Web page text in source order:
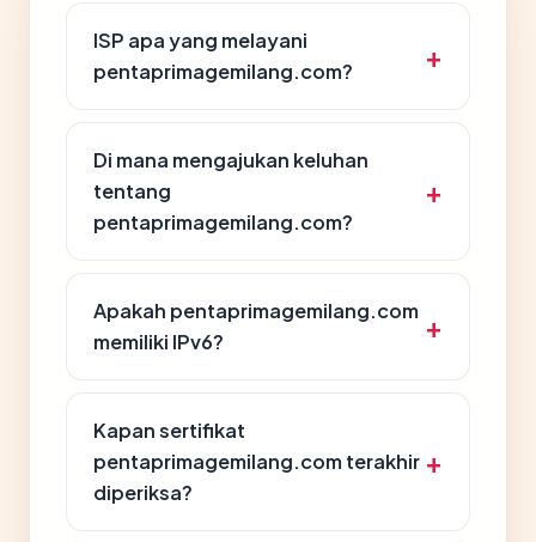
ISP apa yang melayani
pentaprimagemilang.com?
Di mana mengajukan keluhan
tentang
pentaprimagemilang.com?
Apakah pentaprimagemilang.com
memiliki IPv6?
Kapan sertifikat
pentaprimagemilang.com terakhir
diperiksa?